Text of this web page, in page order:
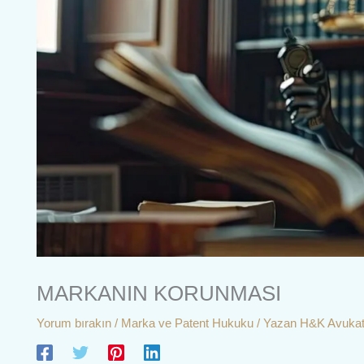
MARKANIN KORUNMASI
Yorum bırakın / Marka ve Patent Hukuku / Yazan H&K